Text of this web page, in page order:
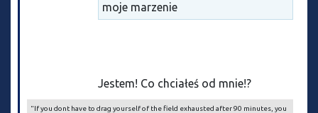
moje marzenie
Jestem! Co chciałeś od mnie!?
"If you dont have to drag yourself of the field exhausted after 90 minutes, you